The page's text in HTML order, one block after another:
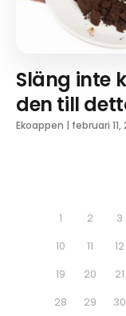
Släng inte
den till
Ekoappen | februari 11,
1 2 3
10
11 12
19
20 21
28
29 30